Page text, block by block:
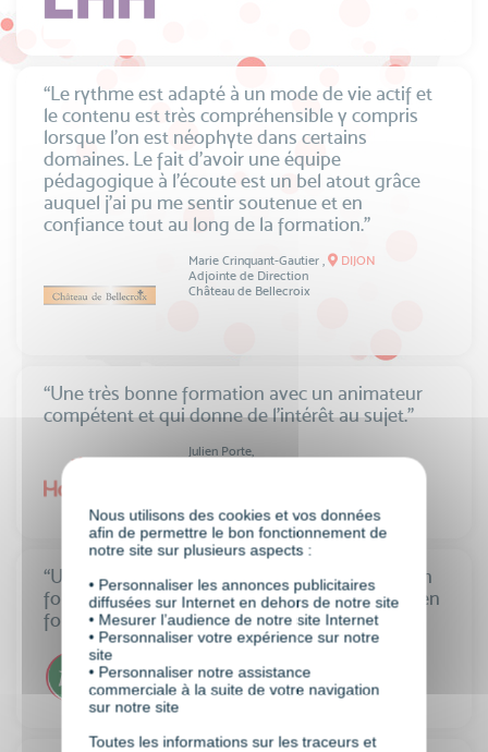
“Le rythme est adapté à un mode de vie actif et
le contenu est très compréhensible y compris
lorsque l'on est néophyte dans certains
domaines. Le fait d'avoir une équipe
pédagogique à l'écoute est un bel atout grâce
auquel j'ai pu me sentir soutenue et en
confiance tout au long de la formation.”
Marie Crinquant-Gautier ,
DIJON
Adjointe de Direction
Château de Bellecroix
“Une très bonne formation avec un animateur
compétent et qui donne de l’intérêt au sujet.”
Julien Porte,
“Une formation dense et enrichissante, avec un
formateur très qualifié. La richesse des sujets en
font une formation ultra-complète. ”
Responsable programme de fidélisation
PMU
Nous utilisons des cookies et vos données
afin de permettre le bon fonctionnement de
notre site sur plusieurs aspects :
• Personnaliser les annonces publicitaires
diffusées sur Internet en dehors de notre site
• Mesurer l’audience de notre site Internet
• Personnaliser votre expérience sur notre
site
• Personnaliser notre assistance
commerciale à la suite de votre navigation
sur notre site
Toutes les informations sur les traceurs et